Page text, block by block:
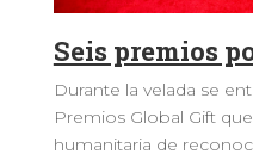
Seis premios
Durante la velada se
Premios Global Gift
humanitaria de